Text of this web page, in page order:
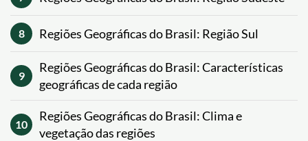
8 Regiões Geográficas do Brasil: Região Sul
9
Regiões Geográficas do Brasil: Características
geográficas de cada região
10
Regiões Geográficas do Brasil: Clima e
vegetação das regiões